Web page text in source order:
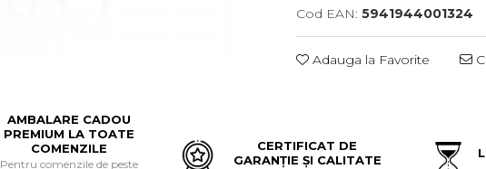
Cod EAN: 5941944001324
Adauga la Favorite
AMBALARE CADOU
PREMIUM LA TOATE
COMENZILE
Pentru comenzile de peste
CERTIFICAT DE
GARANȚIE ȘI CALITATE